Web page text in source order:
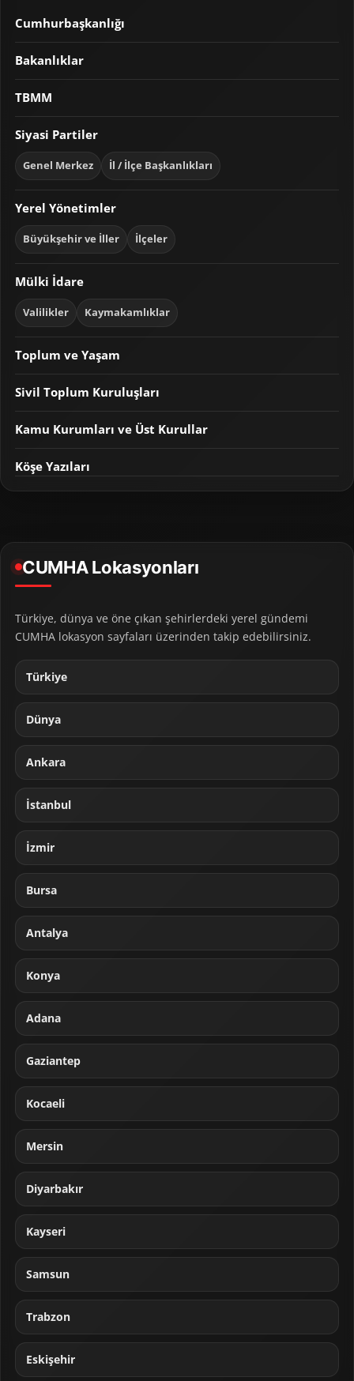
Cumhurbaşkanlığı
Bakanlıklar
TBMM
Siyasi Partiler
Genel Merkez İl / İlçe Başkanlıkları
Yerel Yönetimler
Büyükşehir ve İller İlçeler
Mülki İdare
Valilikler Kaymakamlıklar
Toplum ve Yaşam
Sivil Toplum Kuruluşları
Kamu Kurumları ve Üst Kurullar
Köşe Yazıları
CUMHA Lokasyonları
Türkiye, dünya ve öne çıkan şehirlerdeki yerel gündemi
CUMHA lokasyon sayfaları üzerinden takip edebilirsiniz.
Türkiye
Dünya
Ankara
İstanbul
İzmir
Bursa
Antalya
Konya
Adana
Gaziantep
Kocaeli
Mersin
Diyarbakır
Kayseri
Samsun
Trabzon
Eskişehir